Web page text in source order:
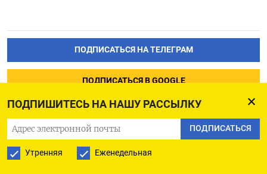
ПОДПИШИТЕСЬ НА НАШУ РАССЫЛКУ
ПОДПИСАТЬСЯ
Утренняя Еженедельная
ПОДПИСАТЬСЯ НА ТЕЛЕГРАМ
ПОДПИСАТЬСЯ В GOOGLE
Доходность